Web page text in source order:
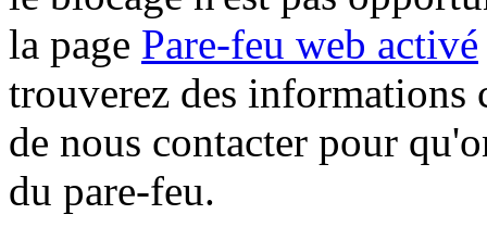
la page Pare-feu web activé
trouverez des informations
de nous contacter pour
du pare-feu.